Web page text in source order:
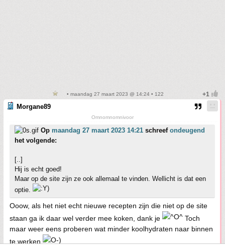
• maandag 27 maart 2023 @ 14:24 • 122
Morgane89
Omnomnomnivoor
Op maandag 27 maart 2023 14:21 schreef ondeugend
het volgende:
[..]
Hij is echt goed!
Maar op de site zijn ze ook allemaal te vinden. Wellicht is dat een
optie.
Ooow, als het niet echt nieuwe recepten zijn die niet op de site
staan ga ik daar wel verder mee koken, dank je
Toch
maar weer eens proberen wat minder koolhydraten naar binnen
te werken